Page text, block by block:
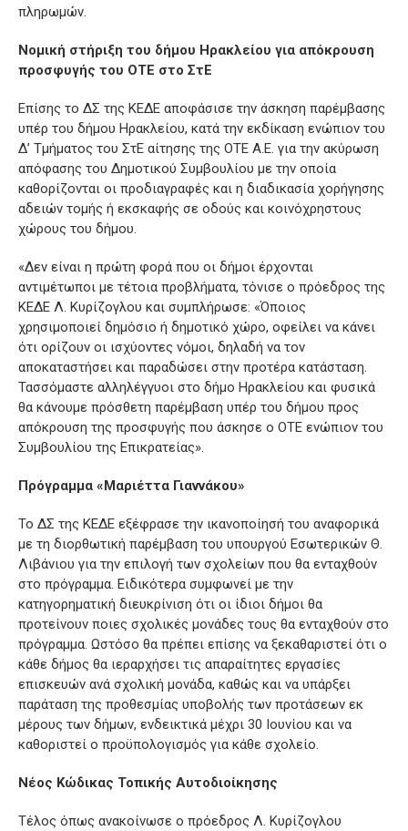
πληρωμών.
Νομική στήριξη του δήμου Ηρακλείου για απόκρουση
προσφυγής του ΟΤΕ στο ΣτΕ
Επίσης το ΔΣ της ΚΕΔΕ αποφάσισε την άσκηση παρέμβασης
υπέρ του δήμου Ηρακλείου, κατά την εκδίκαση ενώπιον του
Δ’ Τμήματος του ΣτΕ αίτησης της ΟΤΕ Α.Ε. για την ακύρωση
απόφασης του Δημοτικού Συμβουλίου με την οποία
καθορίζονται οι προδιαγραφές και η διαδικασία χορήγησης
αδειών τομής ή εκσκαφής σε οδούς και κοινόχρηστους
χώρους του δήμου.
«Δεν είναι η πρώτη φορά που οι δήμοι έρχονται
αντιμέτωποι με τέτοια προβλήματα, τόνισε ο πρόεδρος της
ΚΕΔΕ Λ. Κυρίζογλου και συμπλήρωσε: «Όποιος
χρησιμοποιεί δημόσιο ή δημοτικό χώρο, οφείλει να κάνει
ότι ορίζουν οι ισχύοντες νόμοι, δηλαδή να τον
αποκαταστήσει και παραδώσει στην προτέρα κατάσταση.
Τασσόμαστε αλληλέγγυοι στο δήμο Ηρακλείου και φυσικά
θα κάνουμε πρόσθετη παρέμβαση υπέρ του δήμου προς
απόκρουση της προσφυγής που άσκησε ο ΟΤΕ ενώπιον του
Συμβουλίου της Επικρατείας».
Πρόγραμμα «Μαριέττα Γιαννάκου»
Το ΔΣ της ΚΕΔΕ εξέφρασε την ικανοποίησή του αναφορικά
με τη διορθωτική παρέμβαση του υπουργού Εσωτερικών Θ.
Λιβάνιου για την επιλογή των σχολείων που θα ενταχθούν
στο πρόγραμμα. Ειδικότερα συμφωνεί με την
κατηγορηματική διευκρίνιση ότι οι ίδιοι δήμοι θα
προτείνουν ποιες σχολικές μονάδες τους θα ενταχθούν στο
πρόγραμμα. Ωστόσο θα πρέπει επίσης να ξεκαθαριστεί ότι ο
κάθε δήμος θα ιεραρχήσει τις απαραίτητες εργασίες
επισκευών ανά σχολική μονάδα, καθώς και να υπάρξει
παράταση της προθεσμίας υποβολής των προτάσεων εκ
μέρους των δήμων, ενδεικτικά μέχρι 30 Ιουνίου και να
καθοριστεί ο προϋπολογισμός για κάθε σχολείο.
Νέος Κώδικας Τοπικής Αυτοδιοίκησης
Τέλος όπως ανακοίνωσε ο πρόεδρος Λ. Κυρίζογλου